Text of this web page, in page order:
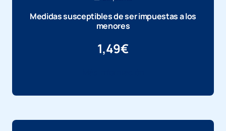
Medidas susceptibles de ser impuestas a los
menores
1,49€